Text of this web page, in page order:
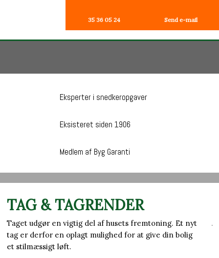
35 36 05 24 Send e-mail
Eksperter i snedkeropgaver
Eksisteret siden 1906
Medlem af Byg Garanti
TAG & TAGRENDER
Taget udgør en vigtig del af husets fremtoning. Et nyt
tag er derfor en oplagt mulighed for at give din bolig
et stilmæssigt løft.